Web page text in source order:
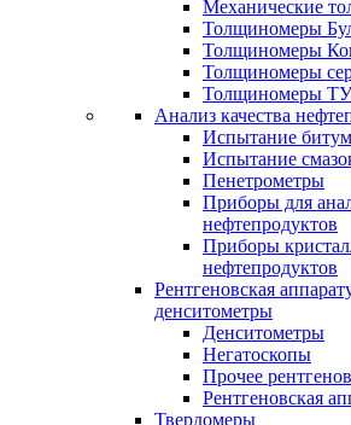
Механические
Толщиномеры
Толщиномеры
Толщиномеры
Толщиномеры
Анализ качества
Испытание
Испытание
Пенетрометры
Приборы для
нефтепродуктов
Приборы
нефтепродуктов
Рентгеновская
денситометры
Денситометры
Негатоскопы
Прочее
Рентгеновская
Твердомеры